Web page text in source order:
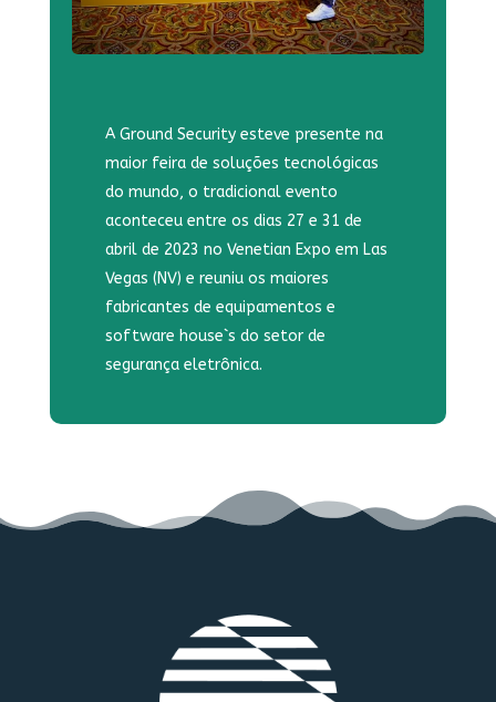
A Ground Security esteve presente na
maior feira de soluções tecnológicas
do mundo, o tradicional evento
aconteceu entre os dias 27 e 31 de
abril de 2023 no Venetian Expo em Las
Vegas (NV) e reuniu os maiores
fabricantes de equipamentos e
software house`s do setor de
segurança eletrônica.